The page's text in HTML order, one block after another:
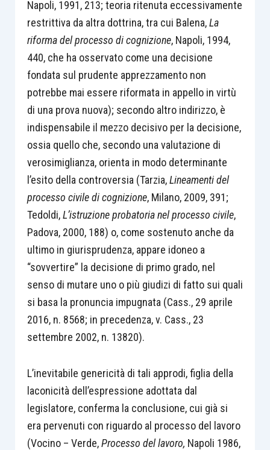
Napoli, 1991, 213; teoria ritenuta eccessivamente
restrittiva da altra dottrina, tra cui Balena,La
riforma del processo di cognizione, Napoli, 1994,
440, che ha osservato come una decisione
fondata sul prudente apprezzamento non
potrebbe mai essere riformata in appello in virtù
di una prova nuova); secondo altro indirizzo, è
indispensabile il mezzo decisivo per la decisione,
ossia quello che, secondo una valutazione di
verosimiglianza, orienta in modo determinante
l’esito della controversia (Tarzia,Lineamenti del
processo civile di cognizione, Milano, 2009, 391;
Tedoldi,L’istruzione probatoria nel processo civile,
Padova, 2000, 188) o, come sostenuto anche da
ultimo in giurisprudenza, appare idoneo a
“sovvertire” la decisione di primo grado, nel
senso di mutare uno o più giudizi di fatto sui quali
si basa la pronuncia impugnata (Cass., 29 aprile
2016, n. 8568; in precedenza, v. Cass., 23
settembre 2002, n. 13820).
L’inevitabile genericità di tali approdi, figlia della
laconicità dell’espressione adottata dal
legislatore, conferma la conclusione, cui già si
era pervenuti con riguardo al processo del lavoro
(Vocino – Verde,Processo del lavoro, Napoli 1986,